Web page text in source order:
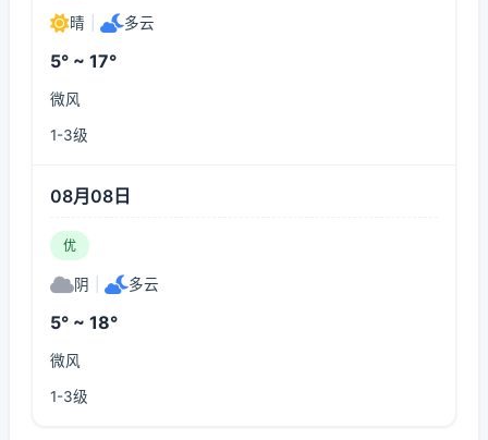
晴 多云
5° ~ 17°
微风
1-3级
08月08日
优
阴 多云
5° ~ 18°
微风
1-3级